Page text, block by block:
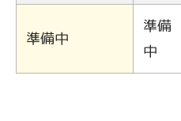
準備中
準備
中